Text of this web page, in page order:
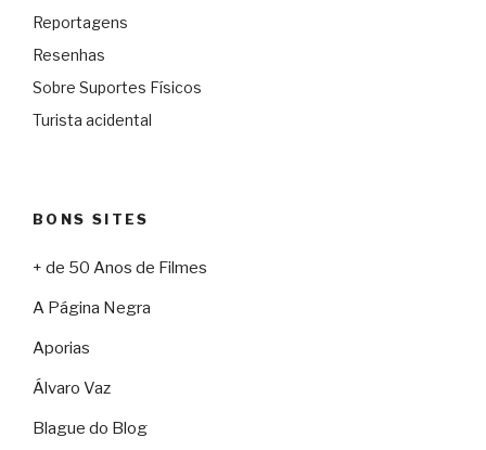
Reportagens
Resenhas
Sobre Suportes Físicos
Turista acidental
BONS SITES
+ de 50 Anos de Filmes
A Página Negra
Aporias
Álvaro Vaz
Blague do Blog